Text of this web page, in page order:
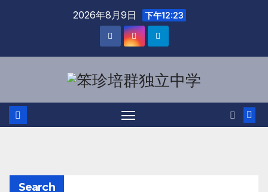
2026年8月9日 下午12:23
Search